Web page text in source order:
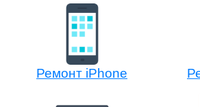
Ремонт iPhone